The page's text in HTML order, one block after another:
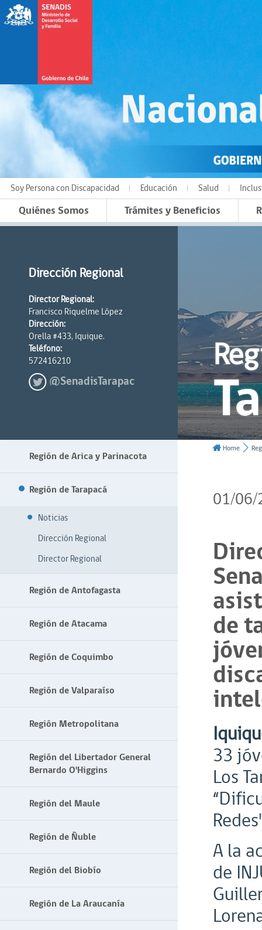
Soy Persona con Discapacidad Educación Salud
Quiénes Somos Trámites y Beneficios
Dirección Regional
Director Regional:
Francisco Riquelme López
Dirección:
Orella #433, Iquique.
Teléfono:
572416210
@SenadisTarapac
Región de Arica y Parinacota
Región de Tarapacá
Noticias
Dirección Regional
Director Regional
Región de Antofagasta
Región de Atacama
Región de Coquimbo
Región de Valparaíso
Región Metropolitana
Región del Libertador General
Bernardo O'Higgins
Región del Maule
Región de Ñuble
Región del Biobío
Región de La Araucanía
Home
01/
de
33
Los
A la
de